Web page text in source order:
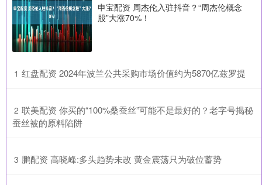
申宝配资 周杰伦入驻抖音？“周杰伦概念
股”大涨70%！
1 ​红盘配资 2024年波兰公共采购市场价值约为5870亿兹罗提
2 ​联美配资 你买的“100%桑蚕丝”可能不是最好的？老字号揭秘
蚕丝被的原料陷阱
3 ​鹏配资 高晓峰:多头趋势未改 黄金震荡只为破位蓄势